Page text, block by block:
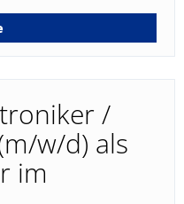
/
w/d) als
im